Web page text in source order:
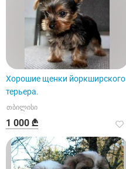
Хорошие щенки йоркширского
терьера.
თბილისი
1 000 ₾